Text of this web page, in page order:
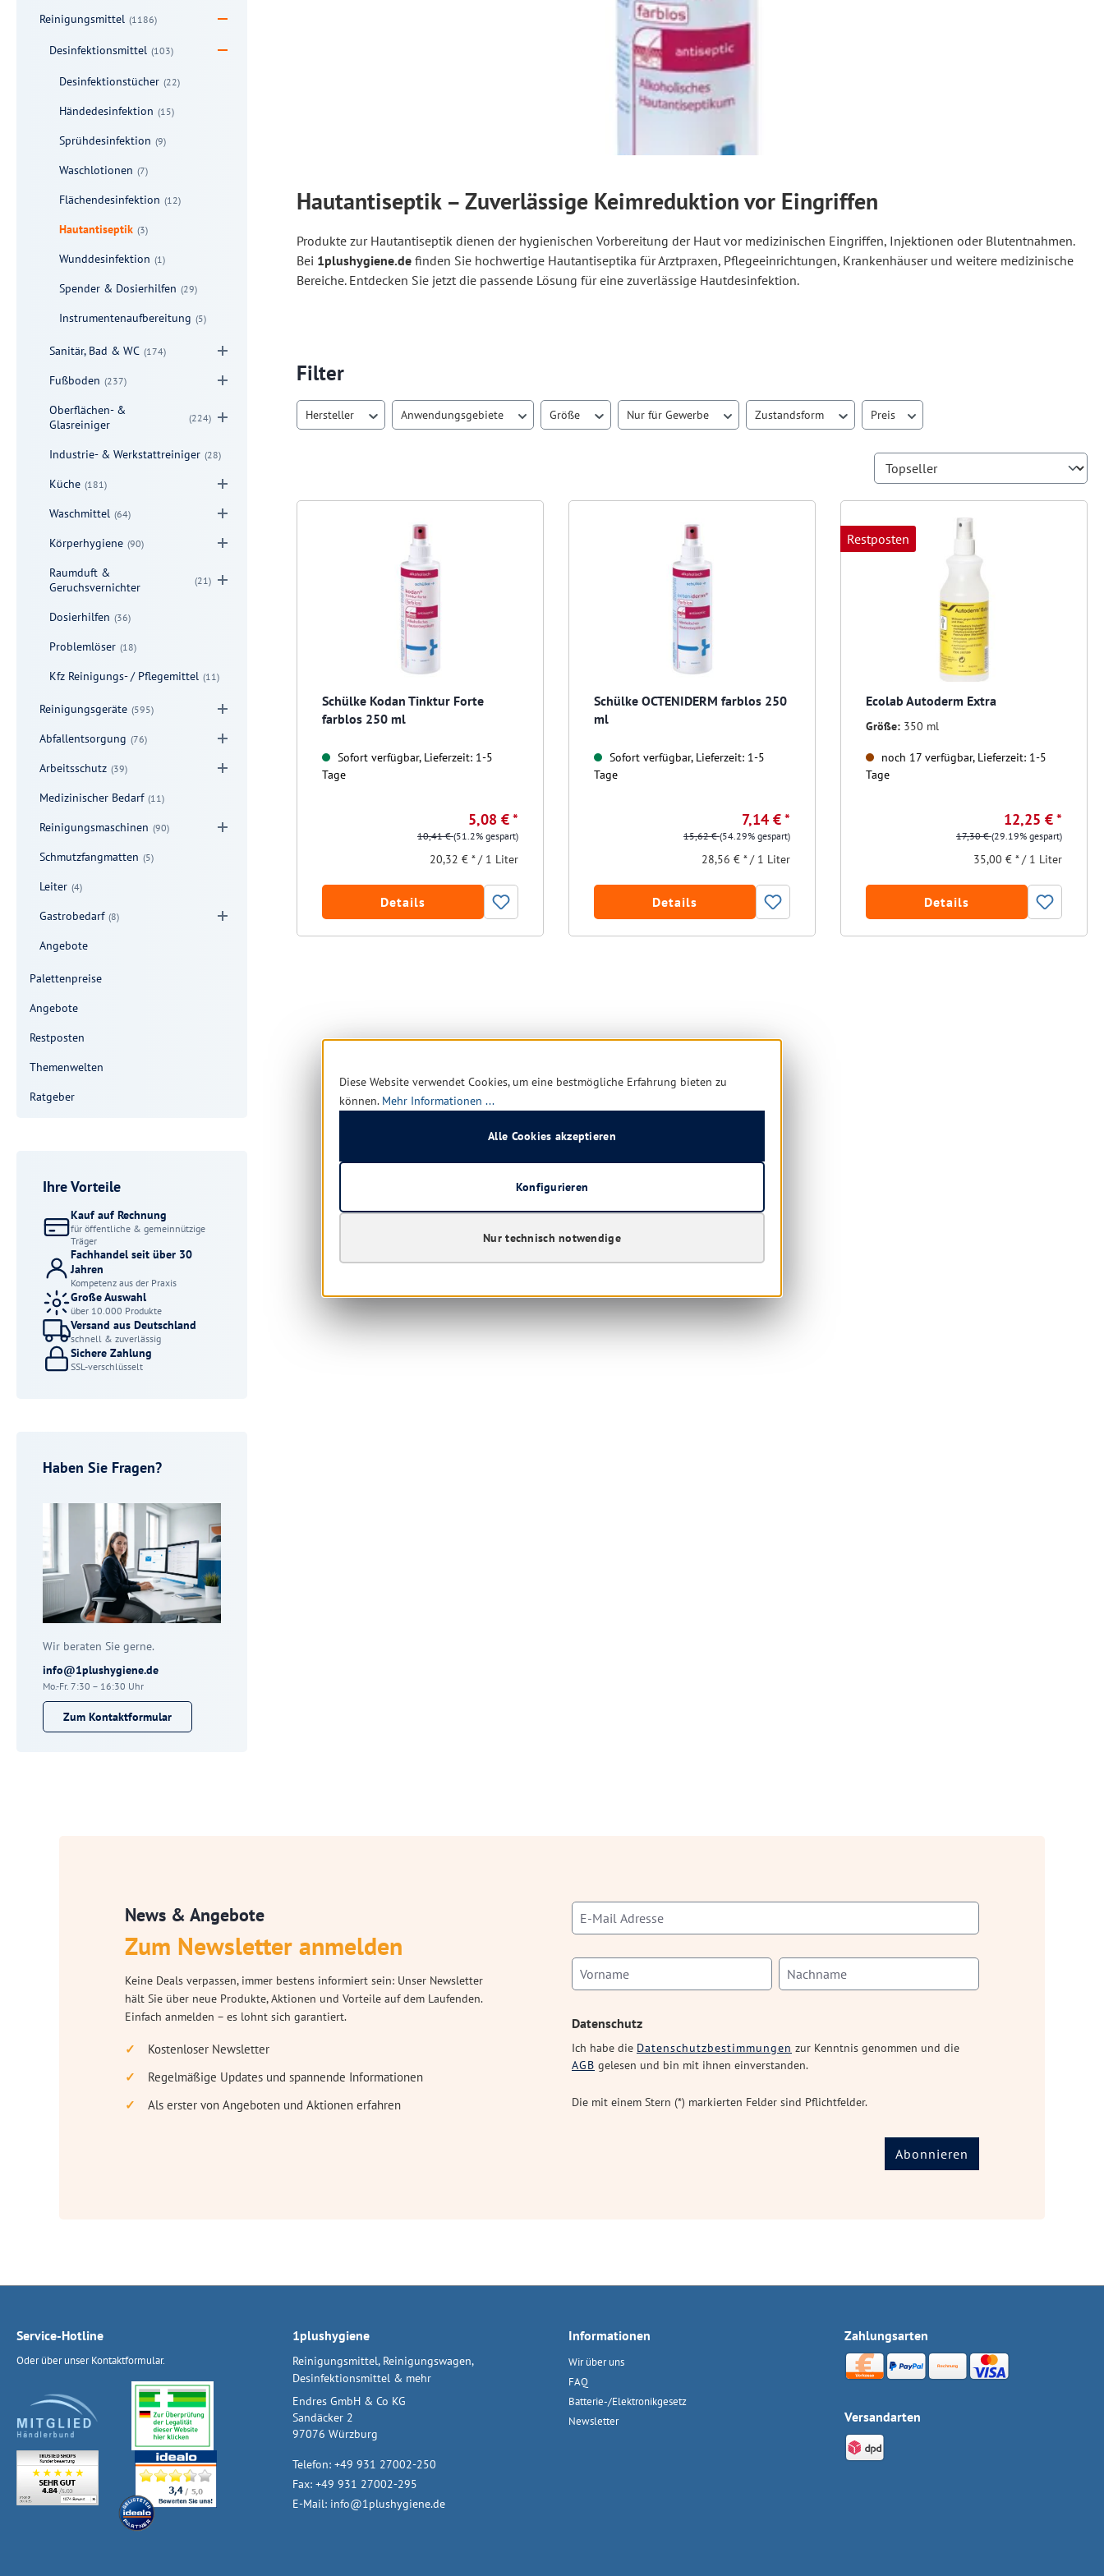
Reinigungsmittel (1186)
Desinfektionsmittel (103)
Desinfektionstücher (22)
Händedesinfektion (15)
Sprühdesinfektion (9)
Waschlotionen (7)
Flächendesinfektion (12)
Hautantiseptik (3)
Wunddesinfektion (1)
Spender & Dosierhilfen (29)
Instrumentenaufbereitung (5)
Sanitär, Bad & WC (174)
Fußboden (237)
Oberflächen- &
Glasreiniger
(224)
Industrie- & Werkstattreiniger (28)
Küche (181)
Waschmittel (64)
Körperhygiene (90)
Raumduft &
Geruchsvernichter
(21)
Dosierhilfen (36)
Problemlöser (18)
Kfz Reinigungs- / Pflegemittel (11)
Reinigungsgeräte (595)
Abfallentsorgung (76)
Arbeitsschutz (39)
Medizinischer Bedarf (11)
Reinigungsmaschinen (90)
Schmutzfangmatten (5)
Leiter (4)
Gastrobedarf (8)
Angebote
Palettenpreise
Angebote
Restposten
Themenwelten
Ratgeber
Ihre Vorteile
Kauf auf Rechnung
für öffentliche & gemeinnützige
Träger
Fachhandel seit über 30
Jahren
Kompetenz aus der Praxis
Große Auswahl
über 10.000 Produkte
Versand aus Deutschland
schnell & zuverlässig
Sichere Zahlung
SSL-verschlüsselt
Haben Sie Fragen?
Wir beraten Sie gerne.
info@1plushygiene.de
Mo.-Fr. 7:30 – 16:30 Uhr
Zum Kontaktformular
Hautantiseptik – Zuverlässige Keimreduktion vor Eingriffen
Produkte zur Hautantiseptik dienen der hygienischen Vorbereitung der Haut vor medizinischen Eingriffen, Injektionen oder Blutentnahmen.
Bei 1plushygiene.de finden Sie hochwertige Hautantiseptika für Arztpraxen, Pflegeeinrichtungen, Krankenhäuser und weitere medizinische
Bereiche. Entdecken Sie jetzt die passende Lösung für eine zuverlässige Hautdesinfektion.
Filter
Hersteller Anwendungsgebiete Größe Nur für Gewerbe Zustandsform Preis
Schülke Kodan Tinktur Forte
farblos 250 ml
Sofort verfügbar, Lieferzeit: 1-5
Tage
5,08 € *
10,41 €(51.2% gespart)
20,32 € * / 1 Liter
Details
Schülke OCTENIDERM farblos 250
ml
Sofort verfügbar, Lieferzeit: 1-5
Tage
7,14 € *
15,62 €(54.29% gespart)
28,56 € * / 1 Liter
Details
Restposten
Ecolab Autoderm Extra
Größe: 350 ml
noch 17 verfügbar, Lieferzeit: 1-5
Tage
12,25 € *
17,30 €(29.19% gespart)
35,00 € * / 1 Liter
Details
News & Angebote
Zum Newsletter anmelden
Keine Deals verpassen, immer bestens informiert sein: Unser Newsletter
hält Sie über neue Produkte, Aktionen und Vorteile auf dem Laufenden.
Einfach anmelden – es lohnt sich garantiert.
Kostenloser Newsletter
Regelmäßige Updates und spannende Informationen
Als erster von Angeboten und Aktionen erfahren
Datenschutz
Ich habe die Datenschutzbestimmungen zur Kenntnis genommen und die
AGB gelesen und bin mit ihnen einverstanden.
Die mit einem Stern (*) markierten Felder sind Pflichtfelder.
Abonnieren
Service-Hotline
Oder über unserKontaktformular.
1plushygiene
Reinigungsmittel, Reinigungswagen,
Desinfektionsmittel & mehr
Endres GmbH & Co KG
Sandäcker 2
97076 Würzburg
Telefon: +49 931 27002-250
Fax: +49 931 27002-295
E-Mail: info@1plushygiene.de
Informationen
Wir über uns
FAQ
Batterie-/Elektronikgesetz
Newsletter
Zahlungsarten
Versandarten
Diese Website verwendet Cookies, um eine bestmögliche Erfahrung bieten zu
können. Mehr Informationen ...
Nur technisch notwendige
Konfigurieren
Alle Cookies akzeptieren